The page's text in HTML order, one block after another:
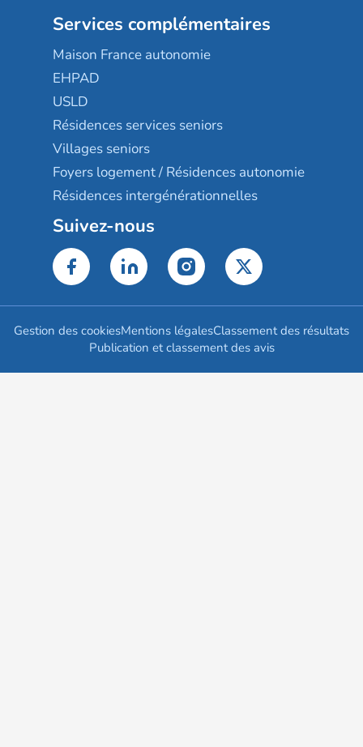
Services complémentaires
Maison France autonomie
EHPAD
USLD
Résidences services seniors
Villages seniors
Foyers logement / Résidences autonomie
Résidences intergénérationnelles
Suivez-nous
Gestion des cookiesMentions légalesClassement des résultats
Publication et classement des avis